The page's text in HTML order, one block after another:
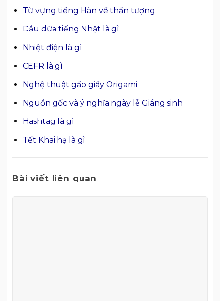
Từ vựng tiếng Hàn về thần tượng
Dầu dừa tiếng Nhật là gì
Nhiệt điện là gì
CEFR là gì
Nghệ thuật gấp giấy Origami
Nguồn gốc và ý nghĩa ngày lễ Giáng sinh
Hashtag là gì
Tết Khai hạ là gì
Bài viết liên quan